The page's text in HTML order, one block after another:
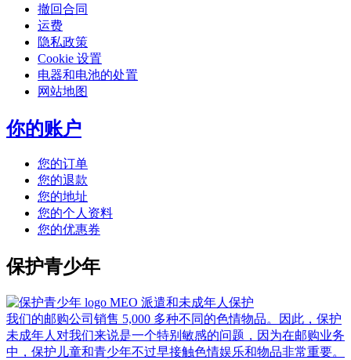
撤回合同
运费
隐私政策
Cookie 设置
电器和电池的处置
网站地图
你的账户
您的订单
您的退款
您的地址
您的个人资料
您的优惠券
保护青少年
MEO 派遣和未成年人保护
我们的邮购公司销售 5,000 多种不同的色情物品。因此，保护
未成年人对我们来说是一个特别敏感的问题，因为在邮购业务
中，保护儿童和青少年不过早接触色情娱乐和物品非常重要。